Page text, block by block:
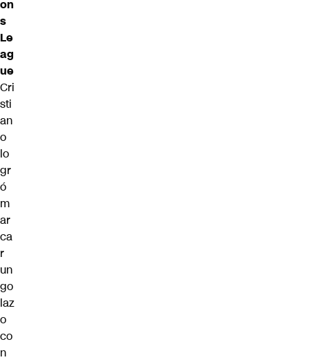
on
s
Le
ag
ue
Cri
sti
an
o
lo
gr
ó
m
ar
ca
r
un
go
laz
o
co
n